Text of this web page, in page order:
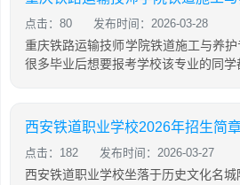
点击：80 发布时间：2026-03-28
重庆铁路运输技师学院铁道施工与养
很多毕业后想要报考学校该专业的同学
点击：182 发布时间：2026-03-27
西安铁道职业学校坐落于历史文化名